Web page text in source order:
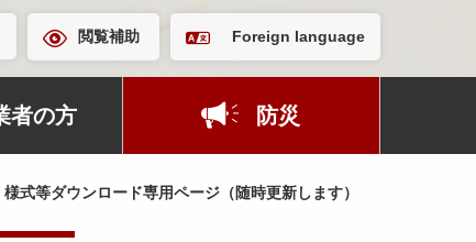
閲覧補助 Foreign language
者の方 防災
式等ダウンロード専用ページ（随時更新します）